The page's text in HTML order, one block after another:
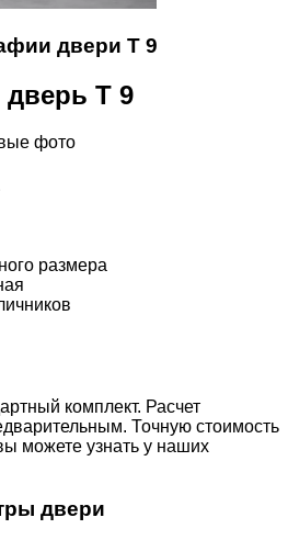
двери T 9
T 9
фото
размера
комплект. Расчет
Точную стоимость
можете узнать у наших
двери